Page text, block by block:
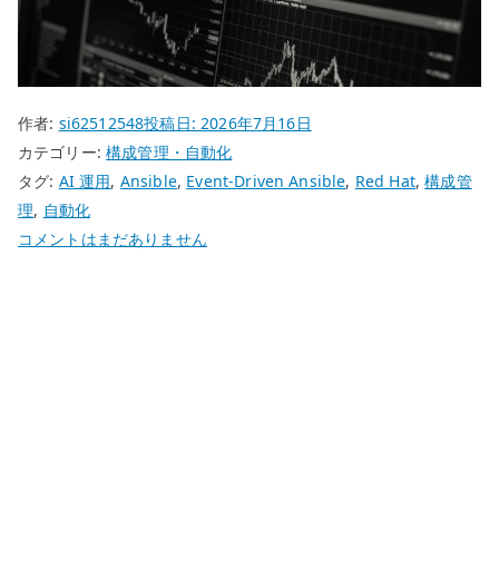
作者: si62512548投稿日:2026年7月16日
カテゴリー:構成管理・自動化
タグ: AI 運用, Ansible, Event-Driven Ansible, Red Hat,構成管
理, 自動化
Red
コメントはまだありません